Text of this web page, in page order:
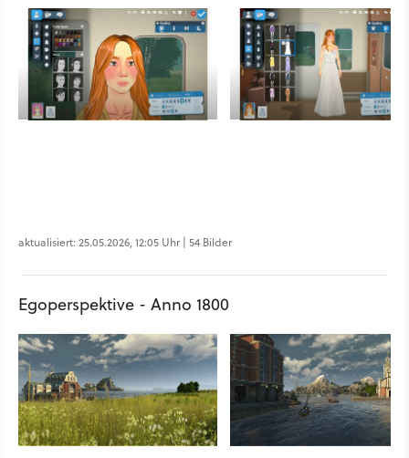
aktualisiert: 25.05.2026, 12:05 Uhr | 54 Bilder
Egoperspektive - Anno 1800